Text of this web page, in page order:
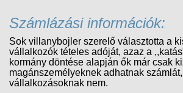
Számlázási információk:
Sok villanybojler szerelő választotta a
vállalkozók tételes adóját, azaz a
kormány döntése alapján ők már csak
magánszemélyeknek adhatnak
vállalkozásoknak nem.